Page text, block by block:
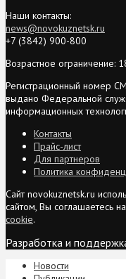
Наши контакты:
news@novokuznetsk.ru
+7 (3842) 900-800
Возрастное ограничение:
Регистрационный номер
выдано Федеральной
информационных
Контакты
Прайс-лист
Для партнеров
Политика
Сайт novokuznetsk.ru
сайтом, Вы соглашаетесь
cookie.
Разработка и
Новости